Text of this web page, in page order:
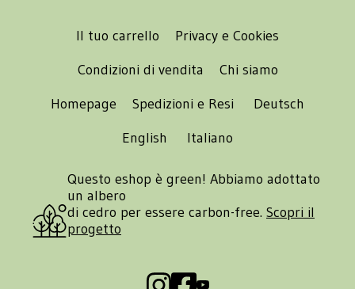
Il tuo carrello
Privacy e Cookies
Condizioni di vendita
Chi siamo
Homepage
Spedizioni e Resi
Deutsch
English
Italiano
Questo eshop è green! Abbiamo adottato
un albero
di cedro per essere carbon-free. Scopri il
progetto